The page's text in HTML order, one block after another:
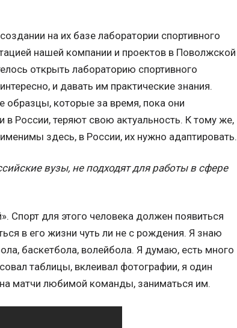
на их базе лаборатории спортивного
нашей компании и проектов в Поволжской
открыть лабораторию спортивного
и давать им практические знания.
образцы, которые за время, пока они
в России, теряют свою актуальность. К тому же,
здесь, в России, их нужно адаптировать.
вузы, не подходят для работы в сфере
Спорт для этого человека должен появиться
в его жизни чуть ли не с рождения. Я знаю
баскетбола, волейбола. Я думаю, есть много
таблицы, вклеивал фотографии, я один
матчи любимой команды, заниматься им.